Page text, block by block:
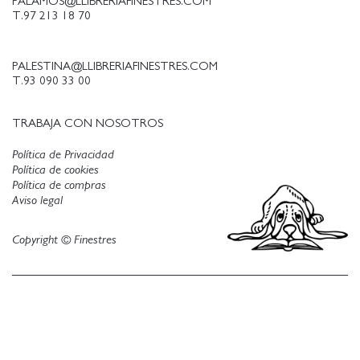
T.97 213 18 70
PALESTINA@LLIBRERIAFINESTRES.COM
T.93 090 33 00
TRABAJA CON NOSOTROS
Política de Privacidad
Política de cookies
Aviso legal
Política de compras
Copyright © Finestres